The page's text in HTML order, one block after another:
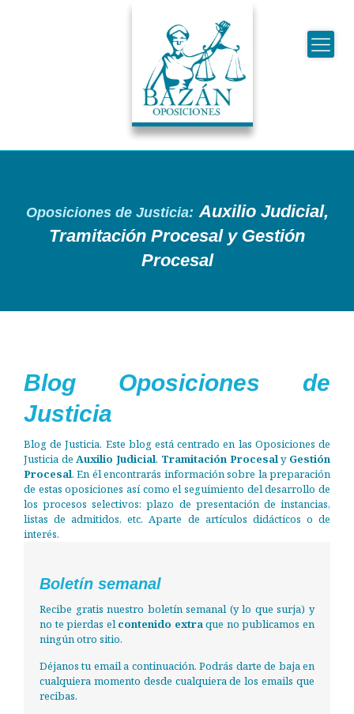
Oposiciones de Justicia: Auxilio Judicial,
Tramitación Procesal y Gestión
Procesal
Blog Oposiciones de
Justicia
Blog de Justicia. Este blog está centrado en las Oposiciones de
Justicia deAuxilio Judicial, Tramitación Procesaly Gestión
Procesal. En él encontrarás información sobre la preparación
de estas oposiciones así como el seguimiento del desarrollo de
los procesos selectivos: plazo de presentación de instancias,
listas de admitidos, etc. Aparte de artículos didácticos o de
interés.
Boletín semanal
Recibe gratis nuestro boletín semanal (y lo que surja) y
no te pierdas elcontenido extraque no publicamos en
ningún otro sitio.
Déjanos tu email a continuación. Podrás darte de baja en
cualquiera momento desde cualquiera de los emails que
recibas.